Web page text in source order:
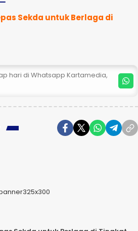
Sekda untuk Berlaga di
hari di Whatsapp Kartamedia,